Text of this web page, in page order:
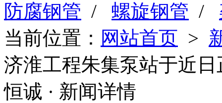
防腐钢管 / 螺旋钢管 /
当前位置： 网站首页 >
济淮工程朱集泵站于近
恒诚 · 新闻详情